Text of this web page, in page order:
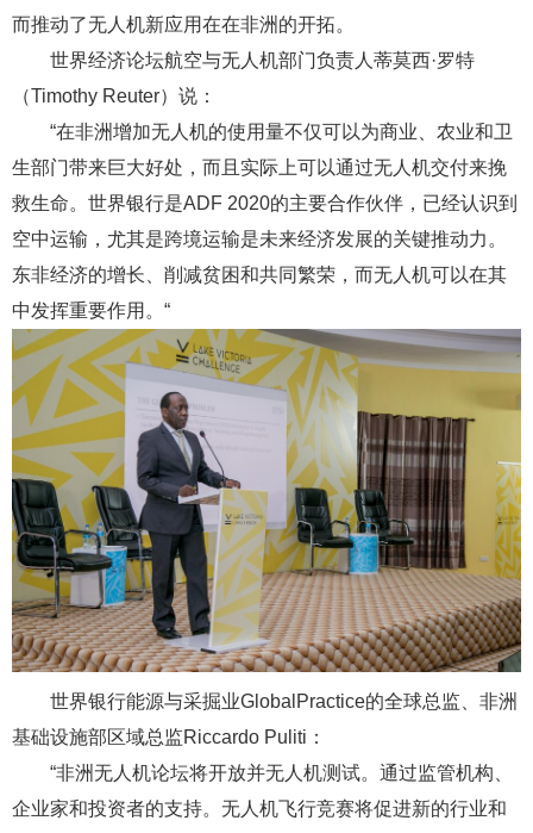
而推动了无人机新应用在在非洲的开拓。
世界经济论坛航空与无人机部门负责人蒂莫西·罗特
（Timothy Reuter）说：
“在非洲增加无人机的使用量不仅可以为商业、农业和卫
生部门带来巨大好处，而且实际上可以通过无人机交付来挽
救生命。世界银行是ADF 2020的主要合作伙伴，已经认识到
空中运输，尤其是跨境运输是未来经济发展的关键推动力。
东非经济的增长、削减贫困和共同繁荣，而无人机可以在其
中发挥重要作用。“
世界银行能源与采掘业GlobalPractice的全球总监、非洲
基础设施部区域总监Riccardo Puliti：
“非洲无人机论坛将开放并无人机测试。通过监管机构、
企业家和投资者的支持。无人机飞行竞赛将促进新的行业和